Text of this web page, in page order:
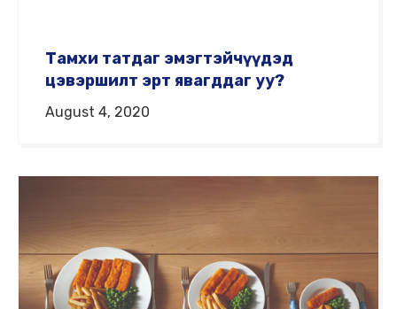
Тамхи татдаг эмэгтэйчүүдэд
цэвэршилт эрт явагддаг уу?
August 4, 2020